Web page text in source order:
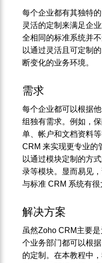
每个企业都有其独特
灵活的定制来满足企
全相同的标准系统并
以通过灵活且可定制
断变化的业务环境。
需求
每个企业都可以根据
组独有需求。例如，
单、帐户和文档资料
CRM 来实现更专业的
以通过模块定制的方
录等模块。显而易见
与标准 CRM 系统有很
解决方案
虽然Zoho CRM主要
个业务部门都可以根
的定制。在本教程中